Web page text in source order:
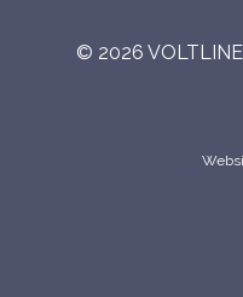
© 2026